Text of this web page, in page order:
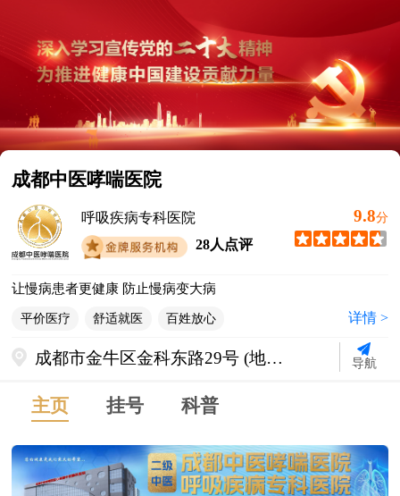
成都中医哮喘医院
呼吸疾病专科医院
28人点评
9.8分
让慢病患者更健康 防止慢病变大病
平价医疗 舒适就医 百姓放心 详情 >
成都市金牛区金科东路29号 (地铁2
导航
主页 挂号 科普